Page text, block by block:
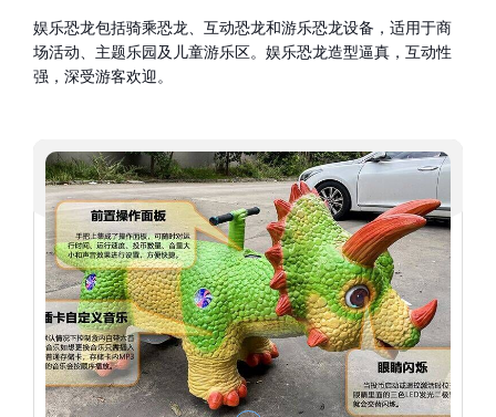
娱乐恐龙包括骑乘恐龙、互动恐龙和游乐恐龙设备，适用于商
场活动、主题乐园及儿童游乐区。娱乐恐龙造型逼真，互动性
强，深受游客欢迎。